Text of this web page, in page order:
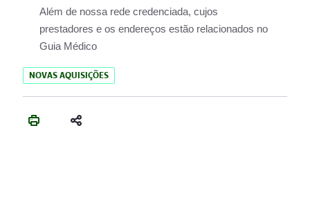
Além de nossa rede credenciada, cujos
prestadores e os endereços estão relacionados no
Guia Médico
NOVAS AQUISIÇÕES